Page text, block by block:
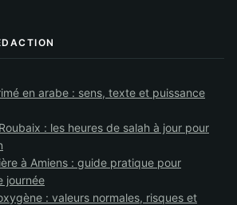
en arabe : sens, texte et puissance
: les heures de salah à jour pour
à Amiens : guide pratique pour
journée
: valeurs normales, risques et